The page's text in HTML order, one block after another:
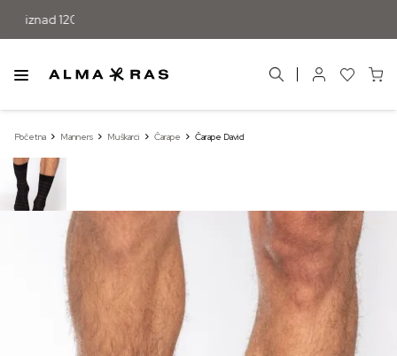
120 KM
Početna Manners Muškarci Čarape Čarape David